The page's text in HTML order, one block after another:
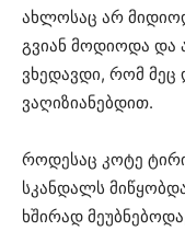
ახლოსაც არ
გვიან მოდიოდა
ვხედავდი, რომ მეც
ვაღიზიანებდით.
როდესაც კოტე
სკანდალს
ხშირად